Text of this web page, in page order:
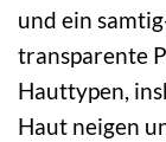
und ein
transparente
Hauttypen,
Haut neigen